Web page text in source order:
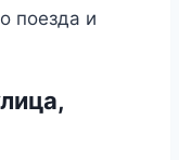
поезда и